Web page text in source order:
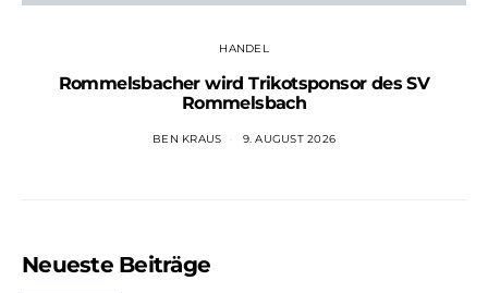
HANDEL
Rommelsbacher wird Trikotsponsor des SV
Rommelsbach
BEN KRAUS 9. AUGUST 2026
Neueste Beiträge